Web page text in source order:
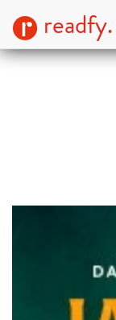
readfy.